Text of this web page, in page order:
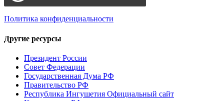
Политика конфиденциальности
Другие ресурсы
Президент России
Совет Федерации
Государственная Дума РФ
Правительство РФ
Республика Ингушетия Официальный сайт